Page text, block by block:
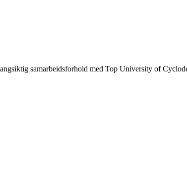
samarbeidsforhold med Top University of